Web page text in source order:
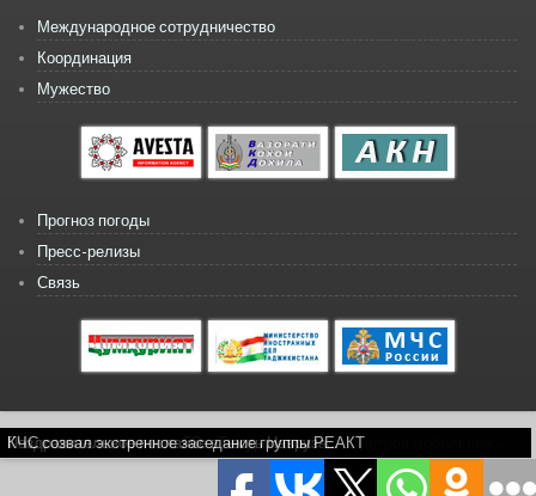
Расчетно-экспериментальное обоснование параметров мобильных...
Комплексные учение по ГО в Темурмалике
Поздравительное послание в честь Навруза...
КЧС созвал экстренное заседание группы РЕАКТ
Международное сотрудничество
Координация
Мужество
Прогноз погоды
Пресс-релизы
Связь
Copyright © 2026, КЧС